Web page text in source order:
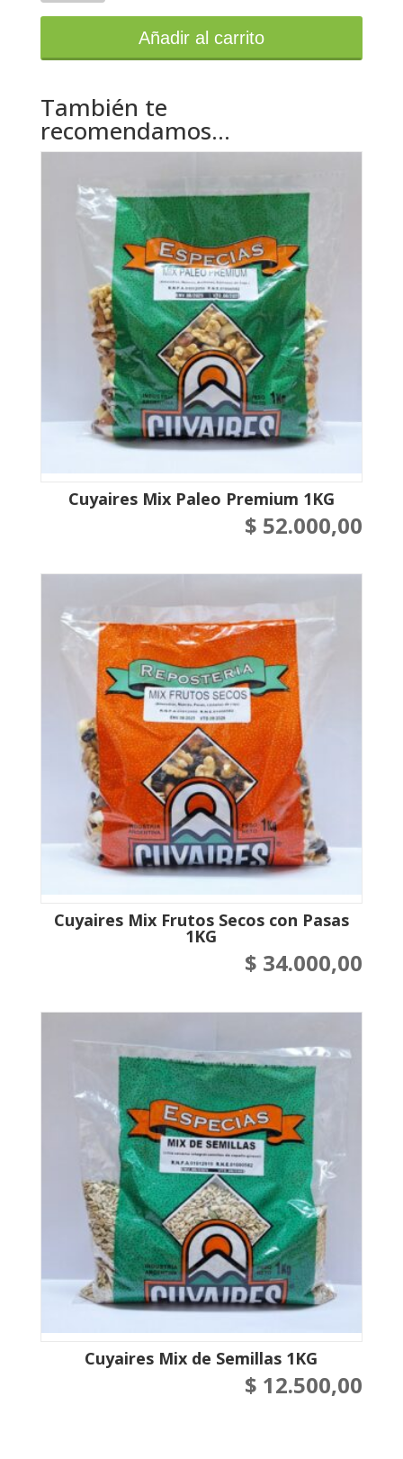
Añadir al carrito
También te
recomendamos…
Cuyaires Mix Paleo Premium 1KG
$ 52.000,00
Cuyaires Mix Frutos Secos con Pasas
1KG
$ 34.000,00
Cuyaires Mix de Semillas 1KG
$ 12.500,00